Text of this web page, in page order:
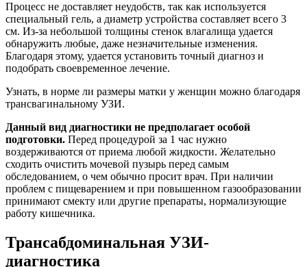
Процесс не доставляет неудобств, так как используется
специальный гель, а диаметр устройства составляет всего 3
см. Из-за небольшой толщины стенок влагалища удается
обнаружить любые, даже незначительные изменения.
Благодаря этому, удается установить точный диагноз и
подобрать своевременное лечение.
Узнать, в норме ли размеры матки у женщин можно благодаря
трансвагинальному УЗИ.
Данный вид диагностики не предполагает особой
подготовки. Перед процедурой за 1 час нужно
воздерживаются от приема любой жидкости. Желательно
сходить очистить мочевой пузырь перед самым
обследованием, о чем обычно просит врач. При наличии
проблем с пищеварением и при повышенном газообразовании
принимают смекту или другие препараты, нормализующие
работу кишечника.
Трансабдоминальная УЗИ-
диагностика